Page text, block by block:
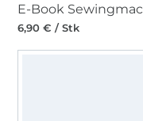
6,90 € / Stk